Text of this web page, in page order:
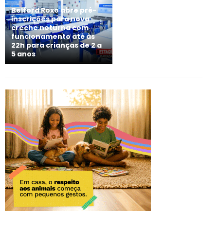
Belford Roxo abre pré-
inscrições para nova
creche noturna com
funcionamento até às
22h para crianças de 2 a
5 anos